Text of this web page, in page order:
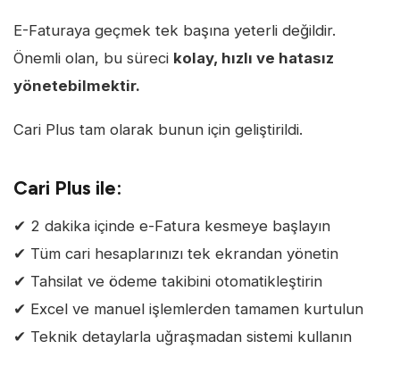
E-Faturaya geçmek tek başına yeterli değildir.
Önemli olan, bu süreci kolay, hızlı ve hatasız
yönetebilmektir.
Cari Plus tam olarak bunun için geliştirildi.
Cari Plus ile:
✔ 2 dakika içinde e-Fatura kesmeye başlayın
✔ Tüm cari hesaplarınızı tek ekrandan yönetin
✔ Tahsilat ve ödeme takibini otomatikleştirin
✔ Excel ve manuel işlemlerden tamamen kurtulun
✔ Teknik detaylarla uğraşmadan sistemi kullanın